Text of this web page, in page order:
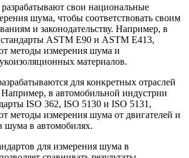
свои национальные
шума, чтобы соответствовать своим
и законодательству. Например, в
ASTM E90 и ASTM E413,
методы измерения шума и
материалов.
для конкретных отраслей
в автомобильной индустрии
ISO 362, ISO 5130 и ISO 5131,
методы измерения шума от двигателей и
шума в автомобилях.
для измерения шума в